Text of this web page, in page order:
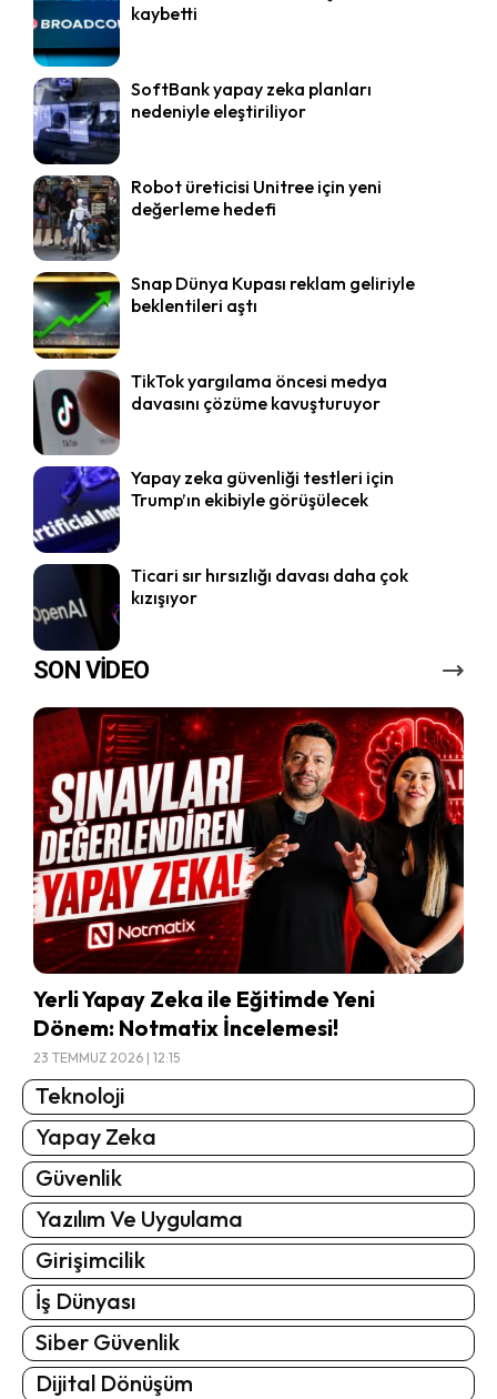
kaybetti
SoftBank yapay zeka planları
nedeniyle eleştiriliyor
Robot üreticisi Unitree için yeni
değerleme hedefi
Snap Dünya Kupası reklam geliriyle
beklentileri aştı
TikTok yargılama öncesi medya
davasını çözüme kavuşturuyor
Yapay zeka güvenliği testleri için
Trump’ın ekibiyle görüşülecek
Ticari sır hırsızlığı davası daha çok
kızışıyor
SON VİDEO
Yerli Yapay Zeka ile Eğitimde Yeni
Dönem: Notmatix İncelemesi!
23 TEMMUZ 2026 | 12:15
Teknoloji
Yapay Zeka
Güvenlik
Yazılım Ve Uygulama
Girişimcilik
İş Dünyası
Siber Güvenlik
Dijital Dönüşüm